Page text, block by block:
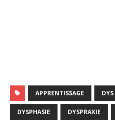
APPRENTISSAGE DYS
DYSPHASIE DYSPRAXIE